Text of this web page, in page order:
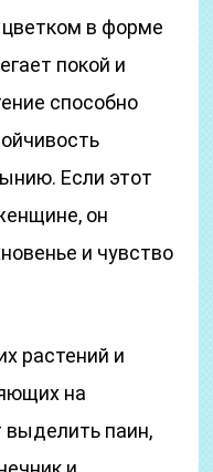
в форме
покой и
способно
Если этот
он
и чувство
растений и
на
выделить паин,